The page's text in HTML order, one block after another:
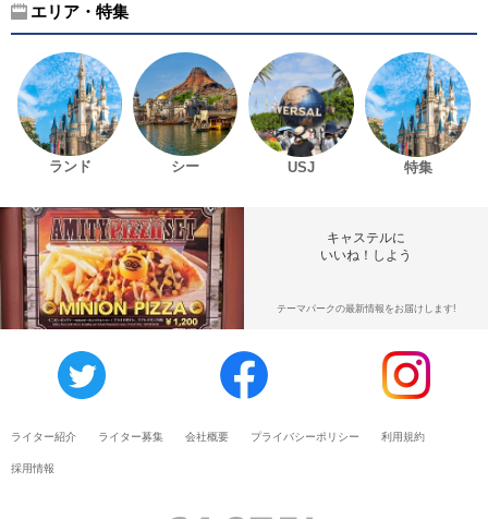
エリア・特集
ランド シー USJ 特集
キャステルに
いいね！しよう
テーマパークの最新情報をお届けします!
ライター紹介 ライター募集 会社概要 プライバシーポリシー 利用規約
採用情報